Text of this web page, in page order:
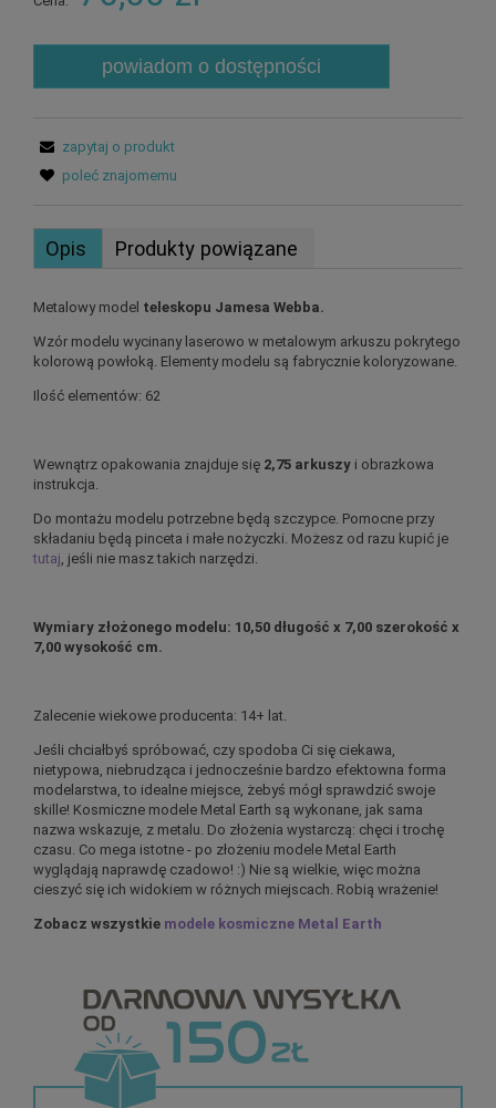
powiadom o dostępności
zapytaj o produkt
poleć znajomemu
Opis Produkty powiązane
Metalowy model teleskopu Jamesa Webba.
Wzór modelu wycinany laserowo w metalowym arkuszu pokrytego
kolorową powłoką. Elementy modelu są fabrycznie koloryzowane.
Ilość elementów: 62
Wewnątrz opakowania znajduje się 2,75 arkuszyi obrazkowa
instrukcja.
Do montażu modelu potrzebne będą szczypce. Pomocne przy
składaniu będą pinceta i małe nożyczki. Możesz od razu kupić je
tutaj, jeśli nie masz takich narzędzi.
Wymiary złożonego modelu: 10,50 długość x 7,00 szerokość x
7,00 wysokość cm.
Zalecenie wiekowe producenta: 14+ lat.
Jeśli chciałbyś spróbować, czy spodoba Ci się ciekawa,
nietypowa, niebrudząca i jednocześnie bardzo efektowna forma
modelarstwa, to idealne miejsce, żebyś mógł sprawdzić swoje
skille! Kosmiczne modele Metal Earth są wykonane, jak sama
nazwa wskazuje, z metalu. Do złożenia wystarczą: chęci i trochę
czasu. Co mega istotne - po złożeniu modele Metal Earth
wyglądają naprawdę czadowo! :) Nie są wielkie, więc można
cieszyć się ich widokiem w różnych miejscach. Robią wrażenie!
Zobacz wszystkie modele kosmiczne Metal Earth